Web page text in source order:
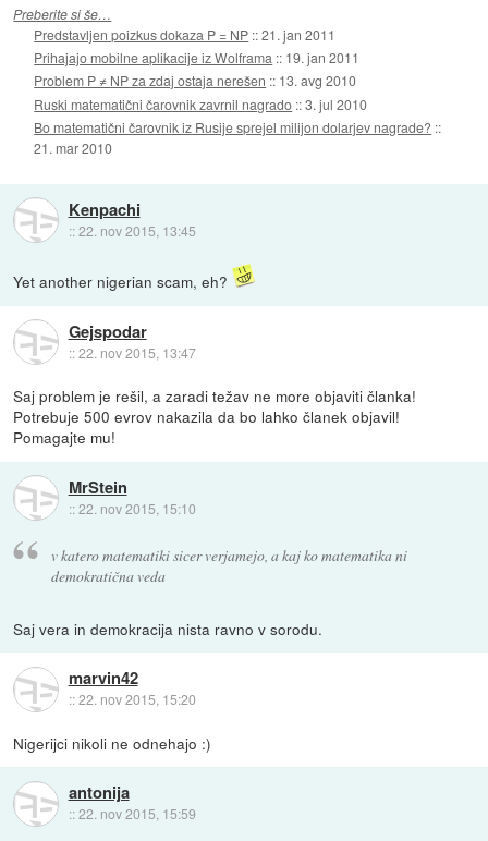
Preberite si še…
Predstavljen poizkus dokaza P = NP ::21. jan 2011
Prihajajo mobilne aplikacije iz Wolframa :: 19. jan 2011
Problem P ≠ NP za zdaj ostaja nerešen :: 13. avg 2010
Ruski matematični čarovnik zavrnil nagrado ::3. jul 2010
Bo matematični čarovnik iz Rusije sprejel milijon dolarjev nagrade? ::
21. mar 2010
Kenpachi
::22. nov 2015, 13:45
Yet another nigerian scam, eh?
Gejspodar
::22. nov 2015, 13:47
Saj problem je rešil, a zaradi težav ne more objaviti članka!
Potrebuje 500 evrov nakazila da bo lahko članek objavil!
Pomagajte mu!
MrStein
::22. nov 2015, 15:10
v katero matematiki sicer verjamejo, a kaj ko matematika ni
demokratična veda
Saj vera in demokracija nista ravno v sorodu.
marvin42
::22. nov 2015, 15:20
Nigerijci nikoli ne odnehajo :)
antonija
::22. nov 2015, 15:59